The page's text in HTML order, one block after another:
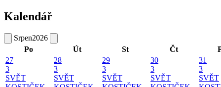
Kalendář
Srpen2026
Po
Út St Čt
27
3
SVĚT
28
3
SVĚT
29
3
SVĚT
30
3
SVĚT
31
3
SVĚT